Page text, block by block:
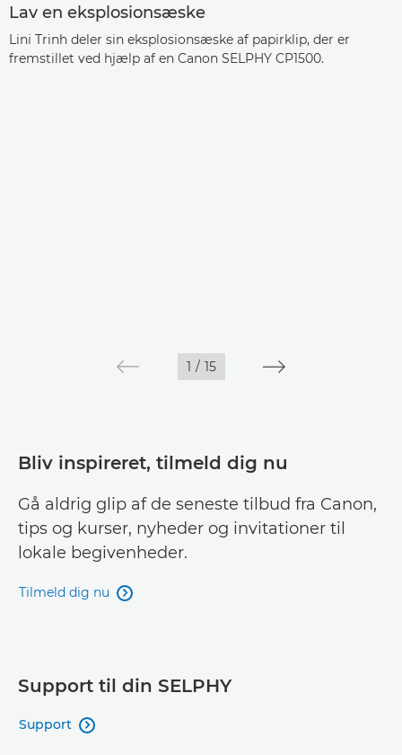
Lav en eksplosionsæske
Lini Trinh deler sin eksplosionsæske af papirklip, der er
fremstillet ved hjælp af en Canon SELPHY CP1500.
1 / 15
Bliv inspireret, tilmeld dig nu
Gå aldrig glip af de seneste tilbud fra Canon,
tips og kurser, nyheder og invitationer til
lokale begivenheder.
Tilmeld dig nu 
Support til din SELPHY
Support 